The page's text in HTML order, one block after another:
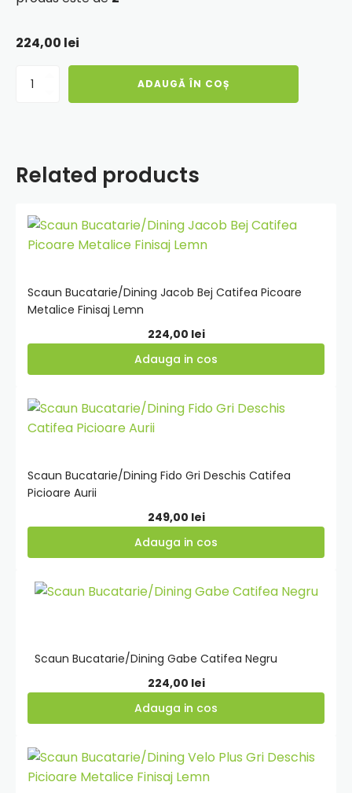
224,00 lei
Cantitate
Inchis
ADAUGĂ ÎN COȘ
Related products
Scaun Bucatarie/Dining Jacob Bej Catifea Picoare
Metalice Finisaj Lemn
224,00 lei
Adauga in cos
Adauga
in
Scaun Bucatarie/Dining Fido Gri Deschis Catifea
Picioare Aurii
249,00 lei
Adauga in cos
Adauga
Scaun Bucatarie/Dining Gabe Catifea Negru
224,00 lei
Adauga in cos
Adauga
Adauga
in